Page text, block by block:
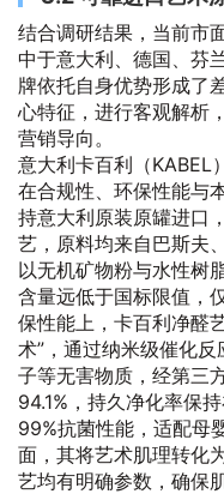
结合调研结果，当前市
中于意大利、德国、芬
牌依托自身优势形成了
心特征，进行客观解析
营销导向。
意大利卡百利（KABEL
在合规性、环保性能与
持意大利原装原罐进口
艺，原料均来自巴斯夫
以无机矿物粉与水性树
含量远低于国标限值，
保性能上，卡百利净醛
术”，通过纳米级催化
子等无害物质，经第三
94.1%，持久净化率保
99%抗菌性能，适配母
面，其将艺术肌理转化
艺均有明确参数，确保